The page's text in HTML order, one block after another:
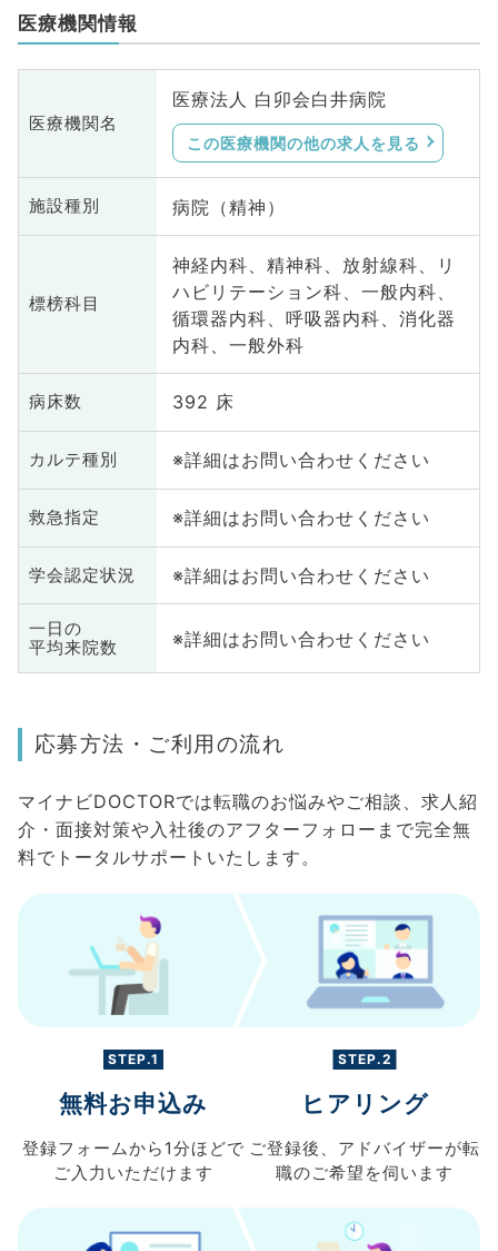
医療機関情報
医療機関名
医療法人 白卯会白井病院
この医療機関の他の求人を見る
施設種別 病院（精神）
標榜科目
神経内科、精神科、放射線科、リ
ハビリテーション科、一般内科、
循環器内科、呼吸器内科、消化器
内科、一般外科
病床数 392 床
カルテ種別 ※詳細はお問い合わせください
救急指定 ※詳細はお問い合わせください
学会認定状況 ※詳細はお問い合わせください
一日の
平均来院数
※詳細はお問い合わせください
応募方法・ご利用の流れ
マイナビDOCTORでは転職のお悩みやご相談、求人紹
介・面接対策や入社後のアフターフォローまで完全無
料でトータルサポートいたします。
STEP.1
無料お申込み
登録フォームから 1分ほどで
ご入力 いただけます
STEP.2
ヒアリング
ご登録後、 アドバイザーが転
職のご希望を伺います